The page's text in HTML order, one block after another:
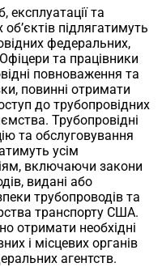
експлуатації та
підлягатимуть
федеральних,
та працівники
повноваження та
повинні отримати
до трубопровідних
Трубопровідні
та обслуговування
усім
включаючи закони
видані або
трубопроводів та
транспорту США.
отримати необхідні
і місцевих органів
агентств.